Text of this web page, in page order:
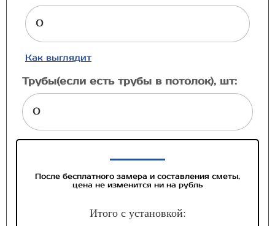
Как выглядит
Трубы(если есть трубы в потолок), шт:
После бесплатного замера и составления сметы,
цена не изменится ни на рубль
Итого с установкой: